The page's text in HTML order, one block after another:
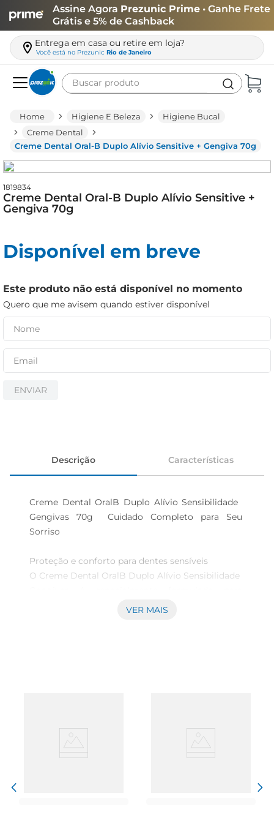
Assine Agora Prezunic Prime • Ganhe Frete
Grátis e 5% de Cashback
Entrega em casa ou retire em loja?
Você está no Prezunic Rio de Janeiro
Buscar produto
Higiene E Beleza
Higiene Bucal
Creme Dental
Creme Dental Oral-B Duplo Alívio Sensitive + Gengiva 70g
1819834
Creme Dental Oral-B Duplo Alívio Sensitive +
Gengiva 70g
Disponível em breve
Este produto não está disponível no momento
Quero que me avisem quando estiver disponível
ENVIAR
Descrição Características
Creme Dental OralB Duplo Alívio Sensibilidade
Gengivas 70g  Cuidado Completo para Seu
Sorriso
Proteção e conforto para dentes sensíveis
O Creme Dental OralB Duplo Alívio Sensibilidade
proporcionar alívio eficaz paradentes sensíveis,
Além de aliviar a sensibilidade, este creme dental
VER MAIS
leite
queijo
arroz
azeite
papel higiênico
cerveja